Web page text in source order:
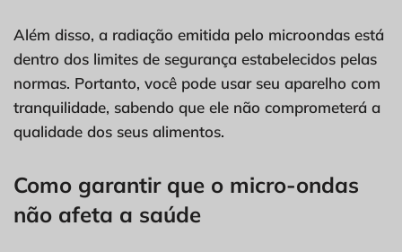
Além disso, a radiação emitida pelo microondas está
dentro dos limites de segurança estabelecidos pelas
normas. Portanto, você pode usar seu aparelho com
tranquilidade, sabendo que ele não comprometerá a
qualidade dos seus alimentos.
Como garantir que o micro-ondas
não afeta a saúde